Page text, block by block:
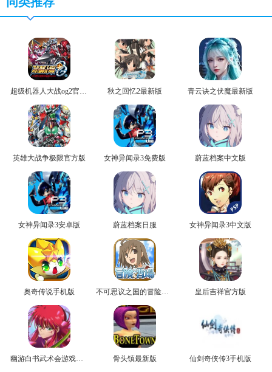
秋之回忆2最新版 青云诀之伏魔最新版
英雄大战争极限官方版 女神异闻录3免费版 蔚蓝档案中文版
女神异闻录3安卓版 蔚蓝档案日服 女神异闻录3中文版
奥奇传说手机版 皇后吉祥官方版
骨头镇最新版 仙剑奇侠传3手机版